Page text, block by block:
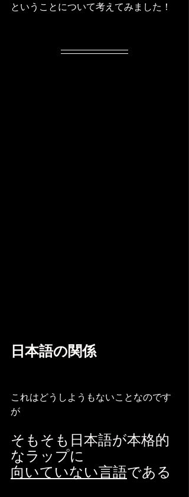
ということについて考えてみました！
日本語の関係
これはどうしようもないことなのです
が
そもそも日本語が本格的
なラップに
向いていない言語である